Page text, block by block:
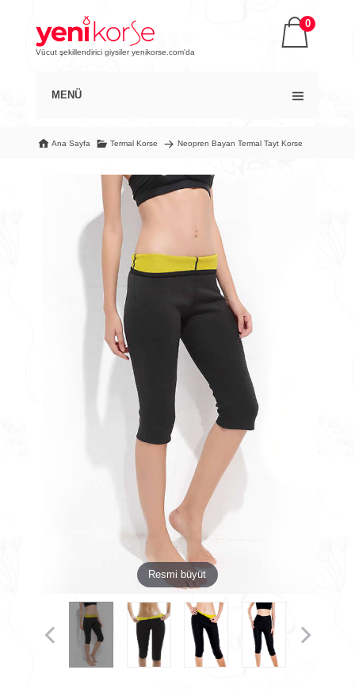
Vücut şekillendirici giysiler yenikorse.com'da
0
MENÜ
Ana Sayfa Termal Korse Neopren Bayan Termal Tayt Korse
Resmi büyüt